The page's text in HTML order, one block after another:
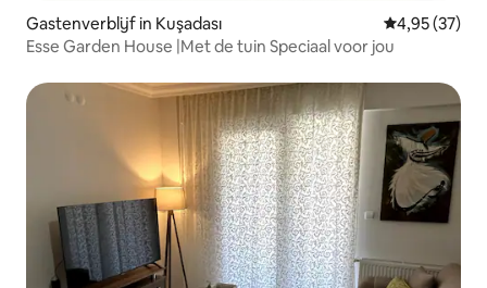
Gastenverblijf in Kuşadası Gemiddelde
4,95 (37)
Esse Garden House |Met de tuin Speciaal voor jou